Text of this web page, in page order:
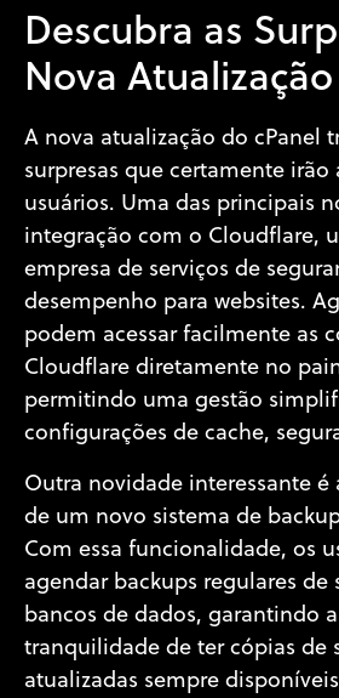
Descubra as
Nova
A nova atualização do cPanel
surpresas que certamente irão
usuários. Uma das principais
integração com o Cloudflare,
empresa de serviços de
desempenho para websites.
podem acessar facilmente as
Cloudflare diretamente no
permitindo uma gestão
configurações de cache,
Outra novidade interessante
de um novo sistema de
Com essa funcionalidade, os
agendar backups regulares de
bancos de dados, garantindo
tranquilidade de ter cópias de
atualizadas sempre